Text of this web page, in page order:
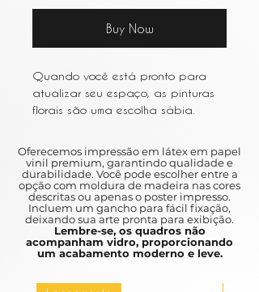
Buy Now
Quando você está pronto para
atualizar seu espaço, as pinturas
florais são uma escolha sábia.
leve e arejada.
When you are ready to upgrade
your space, floral paintings are a
wise choice.
Choose an impressionist style or
watercolor for a light and airy
Oferecemos impressão em látex em papel
vinil premium, garantindo qualidade e
durabilidade. Você pode escolher entre a
opção com moldura de madeira nas cores
descritas ou apenas o poster impresso.
Incluem um gancho para fácil fixação,
deixando sua arte pronta para exibição.
Lembre-se, os quadros não
acompanham vidro, proporcionando
um acabamento moderno e leve.